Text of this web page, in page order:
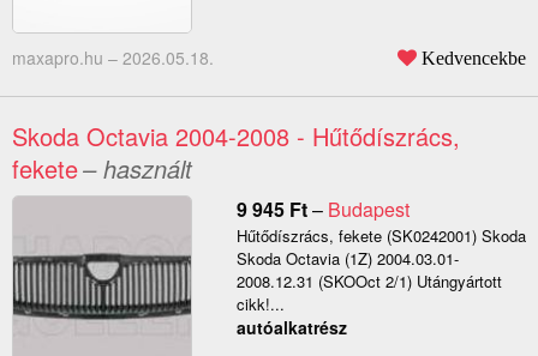
maxapro.hu – 2026.05.18. Kedvencekbe
Skoda Octavia 2004-2008 - Hűtődíszrács,
fekete– használt
9 945 Ft– Budapest
Hűtődíszrács, fekete (SK0242001) Skoda
Skoda Octavia (1Z) 2004.03.01-
2008.12.31 (SKOOct 2/1) Utángyártott
cikk!...
autóalkatrész